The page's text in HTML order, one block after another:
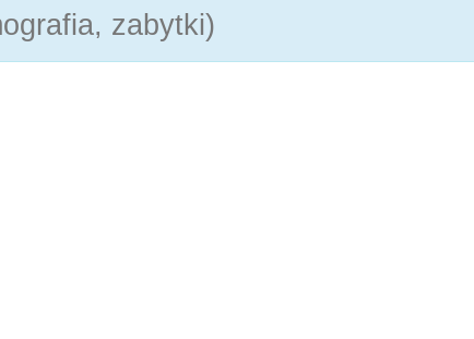
zabytki)